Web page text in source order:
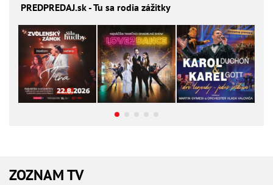
PREDPREDAJ.sk - Tu sa rodia zážitky
ZOZNAM TV